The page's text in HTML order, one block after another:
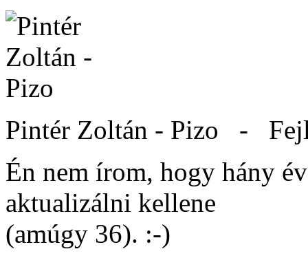
Pintér Zoltán - Pizo -
Én nem írom, hogy hány
aktualizálni kellene
(amúgy 36). :-)